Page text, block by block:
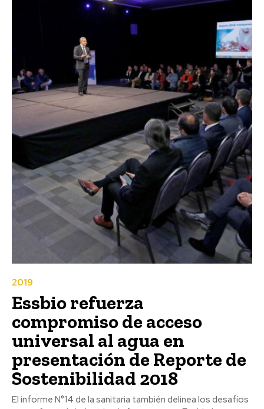
2019
Essbio refuerza
compromiso de acceso
universal al agua en
presentación de Reporte de
Sostenibilidad 2018
El informe N°14 de la sanitaria también delinea los desafíos